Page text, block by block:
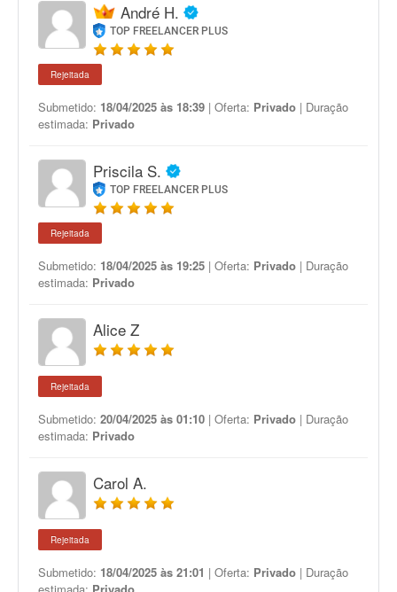
André H.
TOP FREELANCER PLUS
Rejeitada
Submetido: 18/04/2025 às 18:39 | Oferta: Privado | Duração
estimada: Privado
Priscila S.
TOP FREELANCER PLUS
Rejeitada
Submetido: 18/04/2025 às 19:25 | Oferta: Privado | Duração
estimada: Privado
Alice Z
Rejeitada
Submetido: 20/04/2025 às 01:10 | Oferta: Privado | Duração
estimada: Privado
Carol A.
Rejeitada
Submetido: 18/04/2025 às 21:01 | Oferta: Privado | Duração